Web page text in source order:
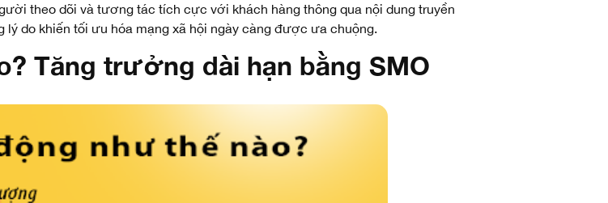
theo dõi và tương tác tích cực với khách hàng thông qua nội dung truyền
do khiến tối ưu hóa mạng xã hội ngày càng được ưa chuộng.
Tăng trưởng dài hạn bằng SMO